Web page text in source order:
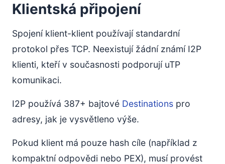
Klientská připojení
Spojení klient-klient používají standardní
protokol přes TCP. Neexistují žádní známí I2P
klienti, kteří v současnosti podporují uTP
komunikaci.
I2P používá 387+ bajtové Destinations pro
adresy, jak je vysvětleno výše.
Pokud klient má pouze hash cíle (například z
kompaktní odpovědi nebo PEX), musí provést